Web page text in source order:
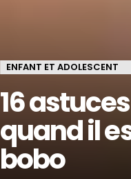
ENFANT ET ADOLESCENT
16
quand il
bobo